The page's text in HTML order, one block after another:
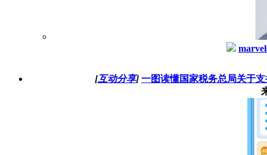
[互动分享] 一图读懂国家税务总局关于